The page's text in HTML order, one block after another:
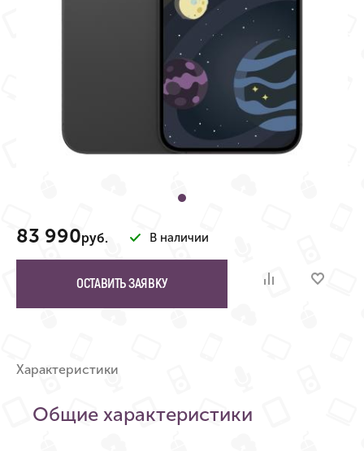
83 990руб. В наличии
ОСТАВИТЬ ЗАЯВКУ
Характеристики
Общие характеристики